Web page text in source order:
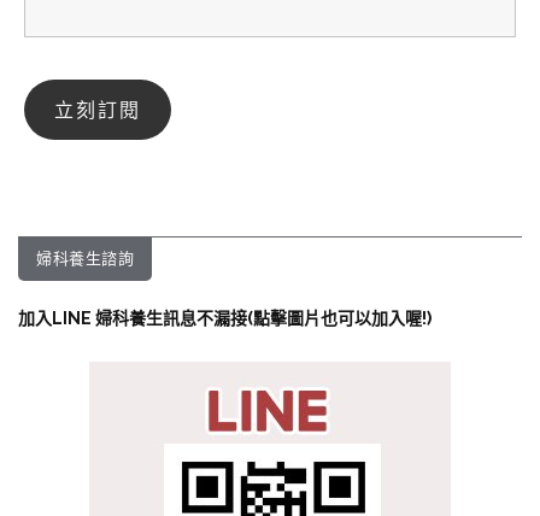
婦科養生諮詢
加入LINE 婦科養生訊息不漏接(點擊圖片也可以加入喔!)